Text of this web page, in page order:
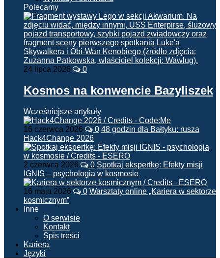
Polecamy
24 lipca 2026 0
Kosmos na konwencie Bazyliszek
Wcześniejsze artykuły
16 czerwca 2026 0 48 godzin dla Bałtyku: rusza
Hack4Change 2026
2 czerwca 2026 0 Spotkaj ekspertkę: Efekty misji
IGNIS – psychologia w kosmosie
16 maja 2026 0 Warsztaty online „Kariera w sektorze
kosmicznym”
Inne
O serwisie
Kontakt
Spis treści
Kariera
Języki